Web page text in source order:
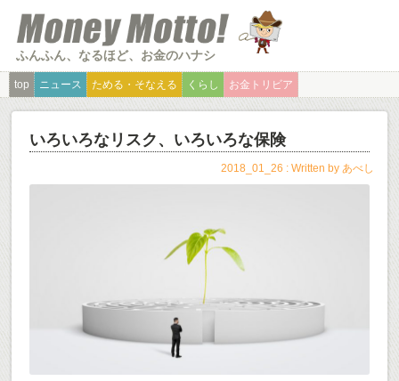
ふんふん、なるほど、お金のハナシ
top ニュース ためる・そなえる くらし お金トリビア
いろいろなリスク、いろいろな保険
2018_01_26 : Written by あべし